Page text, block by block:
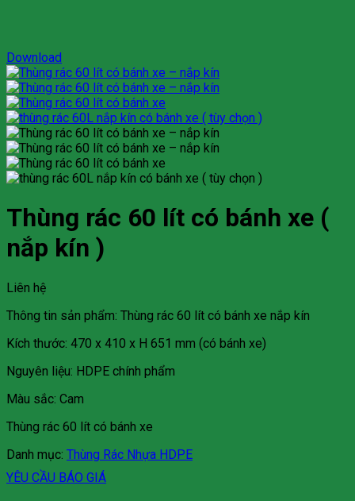
Download
Thùng rác 60 lít có bánh xe (
nắp kín )
Liên hệ
Thông tin sản phẩm: Thùng rác 60 lít có bánh xe nắp kín
Kích thước: 470 x 410 x H 651 mm (có bánh xe)
Nguyên liệu: HDPE chính phẩm
Màu sắc: Cam
Thùng rác 60 lít có bánh xe
Danh mục: Thùng Rác Nhựa HDPE
YÊU CẦU BÁO GIÁ